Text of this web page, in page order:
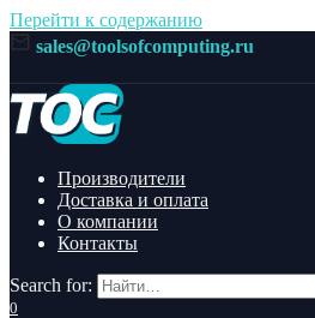
Перейти к содержанию
sales@toolsofcomputing.ru
Производители
Доставка и оплата
О компании
Контакты
Search for:
0